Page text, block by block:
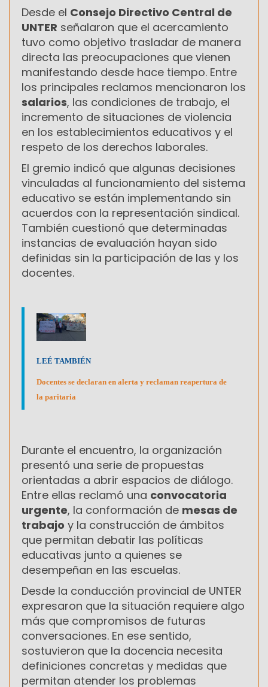
Desde el Consejo Directivo Central de
UNTER señalaron que el acercamiento
tuvo como objetivo trasladar de manera
directa las preocupaciones que vienen
manifestando desde hace tiempo. Entre
los principales reclamos mencionaron los
salarios, las condiciones de trabajo, el
incremento de situaciones de violencia
en los establecimientos educativos y el
respeto de los derechos laborales.
El gremio indicó que algunas decisiones
vinculadas al funcionamiento del sistema
educativo se están implementando sin
acuerdos con la representación sindical.
También cuestionó que determinadas
instancias de evaluación hayan sido
definidas sin la participación de las y los
docentes.
LEÉ TAMBIÉN
Docentes se declaran en alerta y reclaman reapertura de
la paritaria
Durante el encuentro, la organización
presentó una serie de propuestas
orientadas a abrir espacios de diálogo.
Entre ellas reclamó una convocatoria
urgente, la conformación de mesas de
trabajo y la construcción de ámbitos
que permitan debatir las políticas
educativas junto a quienes se
desempeñan en las escuelas.
Desde la conducción provincial de UNTER
expresaron que la situación requiere algo
más que compromisos de futuras
conversaciones. En ese sentido,
sostuvieron que la docencia necesita
definiciones concretas y medidas que
permitan atender los problemas